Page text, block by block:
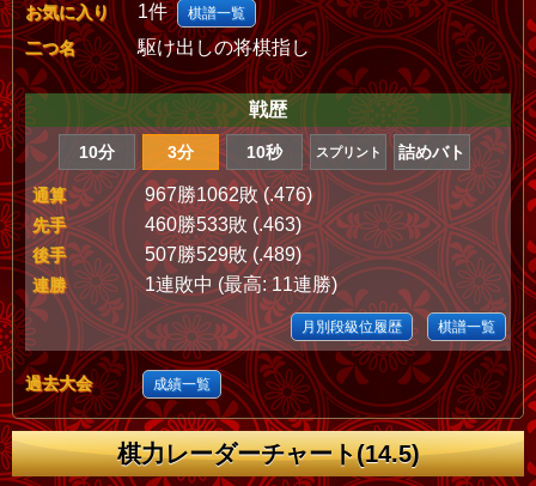
お気に入り 1件 棋譜一覧
二つ名 駆け出しの将棋指し
戦歴
10分 3分 10秒 スプリント 詰めバト
通算 967勝1062敗 (.476)
先手 460勝533敗 (.463)
後手 507勝529敗 (.489)
連勝 1連敗中 (最高: 11連勝)
月別段級位履歴 棋譜一覧
過去大会 成績一覧
棋力レーダーチャート(14.5)